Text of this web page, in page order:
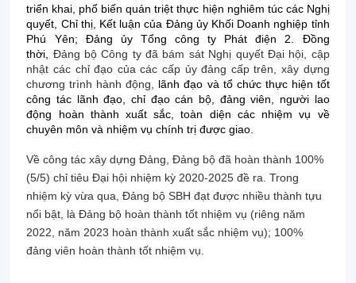
triển khai, phổ biến quán triệt thực hiện nghiêm túc các Nghị
quyết, Chỉ thị, Kết luận của Đảng ủy Khối Doanh nghiệp tỉnh
Phú Yên; Đảng ủy Tổng công ty Phát điện 2. Đồng
thời, Đảng bộ Công ty đã bám sát Nghị quyết Đại hội, cập
nhật các chỉ đạo của các cấp ủy đảng cấp trên, xây dựng
chương trình hành động, lãnh đạo và tổ chức thực hiện tốt
công tác lãnh đạo, chỉ đạo cán bộ, đảng viên, người lao
động hoàn thành xuất sắc, toàn diện các nhiệm vụ về
chuyên môn và nhiệm vụ chính trị được giao.
Về công tác xây dựng Đảng, Đảng bộ đã hoàn thành 100%
(5/5) chỉ tiêu Đại hội nhiệm kỳ 2020-2025 đề ra. Trong
nhiệm kỳ vừa qua, Đảng bộ SBH đạt được nhiều thành tựu
nổi bật, là Đảng bộ hoàn thành tốt nhiệm vụ (riêng năm
2022, năm 2023 hoàn thành xuất sắc nhiệm vụ); 100%
đảng viên hoàn thành tốt nhiệm vụ.